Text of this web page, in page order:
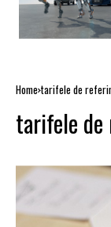
Home tarifele de
tarifele de